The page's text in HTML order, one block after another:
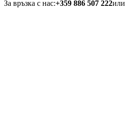
За връзка с нас:+359 886 507 222или